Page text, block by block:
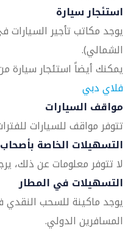
استئجار سيارة
يوجد مكاتب تأجير
الشمالي).
يمكنك أيضاً استئجار سيارة
فلاي دبي
مواقف السيارات
تتوفر مواقف للسيارات
التسهيلات الخاصة
لا تتوفر معلومات عن ذلك،
التسهيلات في المطار
يوجد ماكينة للسحب
المسافرين الدولي.